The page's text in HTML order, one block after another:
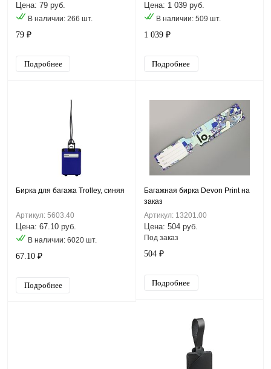
Цена: 79 руб.
В наличии: 266 шт.
79 ₽
Подробнее
Цена: 1 039 руб.
В наличии: 509 шт.
1 039 ₽
Подробнее
Бирка для багажа Trolley, синяя
Артикул: 5603.40
Цена: 67.10 руб.
В наличии: 6020 шт.
67.10 ₽
Подробнее
Багажная бирка Devon Print на
заказ
Артикул: 13201.00
Цена: 504 руб.
Под заказ
504 ₽
Подробнее